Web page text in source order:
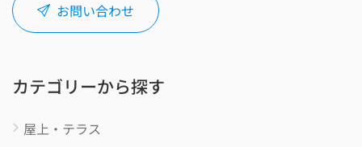
お問い合わせ
カテゴリーから探す
屋上・テラス